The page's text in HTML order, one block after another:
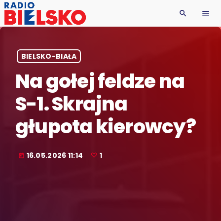
search menu
BIELSKO-BIAŁA
Na gołej feldze na
S-1. Skrajna
głupota kierowcy?
today 16.05.2026 11:14 1